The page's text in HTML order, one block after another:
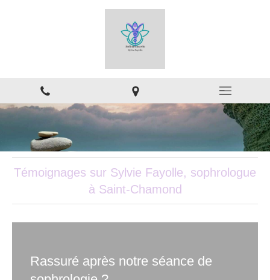
Témoignages sur Sylvie Fayolle, sophrologue
à Saint-Chamond
Rassuré après notre séance de